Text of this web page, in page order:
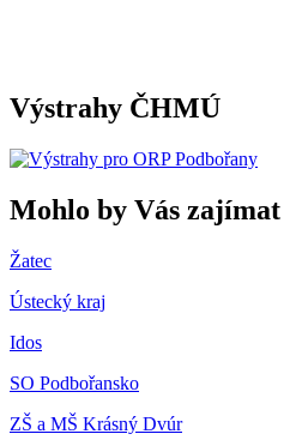
Výstrahy ČHMÚ
Mohlo by Vás zajímat
Žatec
Ústecký kraj
Idos
SO Podbořansko
ZŠ a MŠ Krásný Dvúr